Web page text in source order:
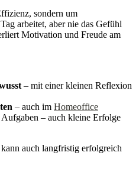
sondern um
arbeitet, aber nie das Gefühl
Motivation und Freude am
– mit einer kleinen Reflexion
– auch im Homeoffice
– auch kleine Erfolge
auch langfristig erfolgreich